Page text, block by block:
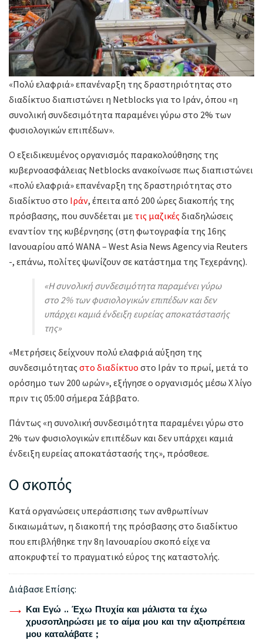
«Πολύ ελαφριά» επανέναρξη της δραστηριότητας στο
διαδίκτυο διαπιστώνει η Netblocks για το Ιράν, όπου «η
συνολική συνδεσιμότητα παραμένει γύρω στο 2% των
φυσιολογικών επιπέδων».
Ο εξειδικευμένος οργανισμός παρακολούθησης της
κυβερνοασφάλειας Netblocks ανακοίνωσε πως διαπιστώνει
«πολύ ελαφριά» επανέναρξη της δραστηριότητας στο
διαδίκτυο στο Ιράν, έπειτα από 200 ώρες διακοπής της
πρόσβασης, που συνδέεται με τις μαζικέςδιαδηλώσεις
εναντίον της κυβέρνησης (στη φωτογραφία της 16ης
Ιανουαρίου από WANA – West Asia News Agency via Reuters
-, επάνω, πολίτες ψωνίζουν σε κατάστημα της Τεχεράνης).
«Η συνολική συνδεσιμότητα παραμένει γύρω
στο 2% των φυσιολογικών επιπέδων και δεν
υπάρχει καμιά ένδειξη ευρείας αποκατάστασής
της»
«Μετρήσεις δείχνουν πολύ ελαφριά αύξηση της
συνδεσιμότηταςστο διαδίκτυο στο Ιράν το πρωί, μετά το
ορόσημο των 200 ωρών», εξήγησε ο οργανισμός μέσω X λίγο
πριν τις 05:00 σήμερα Σάββατο.
Πάντως «η συνολική συνδεσιμότητα παραμένει γύρω στο
2% των φυσιολογικών επιπέδων και δεν υπάρχει καμιά
ένδειξη ευρείας αποκατάστασής της», πρόσθεσε.
Ο σκοπός
Κατά οργανώσεις υπεράσπισης των ανθρωπίνων
δικαιωμάτων, η διακοπή της πρόσβασης στο διαδίκτυο
που επιβλήθηκε την 8η Ιανουαρίου σκοπό είχε να
αποκρυφτεί το πραγματικό εύρος της καταστολής.
Διάβασε Επίσης:
Και Εγώ .. Έχω Πτυχία και μάλιστα τα έχω
χρυσοπληρώσει με το αίμα μου και την αξιοπρέπεια
μου καταλάβατε ;